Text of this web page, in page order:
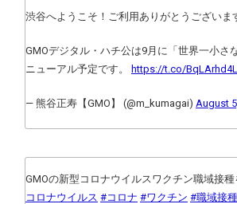
渋谷へようこそ！ご利用ありがとうございま
GMOデジタル・ハチ公は9月に「世界一小さ
ニューアル予定です。
https://t.co/
— 熊谷正寿【GMO】 (@m_kumagai) August
GMOの新型コロナウイルスワクチン職域接
コロナウイルス #コロナ #ワクチン #職域接種